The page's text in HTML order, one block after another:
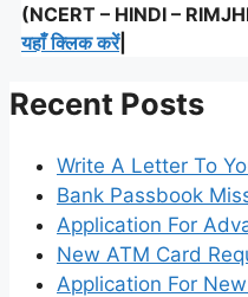
(NCERT – HINDI –
यहाँ क्लिक करें|
Recent Posts
Write A Letter To
Bank Passbook
Application For
New ATM Card
Application For